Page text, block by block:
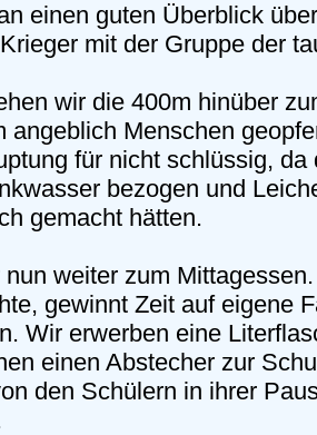
einen guten Überblick
mit der Gruppe der
wir die 400m hinüber
angeblich Menschen
für nicht schlüssig,
bezogen und
gemacht hätten.
weiter zum
gewinnt Zeit auf eigene
Wir erwerben eine
einen Abstecher zur
den Schülern in ihrer